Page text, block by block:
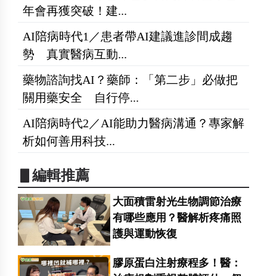
年會再獲突破！建...
AI陪病時代1／患者帶AI建議進診間成趨
勢 真實醫病互動...
藥物諮詢找AI？藥師：「第二步」必做把
關用藥安全 自行停...
AI陪病時代2／AI能助力醫病溝通？專家解
析如何善用科技...
▋編輯推薦
大面積雷射光生物調節治療
有哪些應用？醫解析疼痛照
護與運動恢復
膠原蛋白注射療程多！醫：